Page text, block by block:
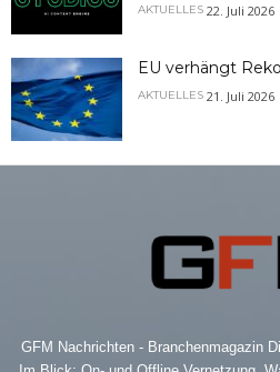
AKTUELLES 22. Juli 2026
EU verhängt
AKTUELLES 21. Juli 2026
GFM Nachrichten - Branchenmagazin